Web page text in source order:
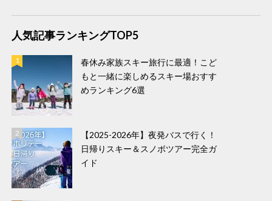
人気記事ランキングTOP5
春休み家族スキー旅行に最適！こど
もと一緒に楽しめるスキー場おすす
めランキング6選
【2025-2026年】夜発バスで行く！
日帰りスキー＆スノボツアー完全ガ
イド